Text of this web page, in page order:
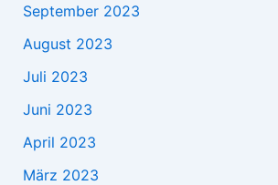
September 2023
August 2023
Juli 2023
Juni 2023
April 2023
März 2023